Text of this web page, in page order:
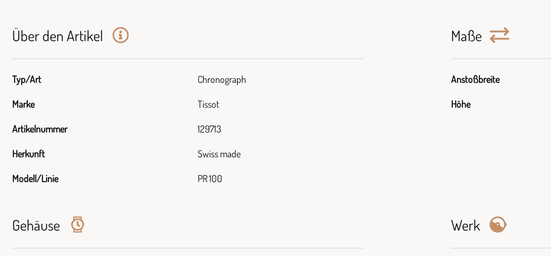
Über den Artikel
Typ/Art Chronograph
Marke Tissot
Artikelnummer 129713
Herkunft Swiss made
Modell/Linie PR 100
Maße
Anstoßbreite
Höhe
Gehäuse Werk